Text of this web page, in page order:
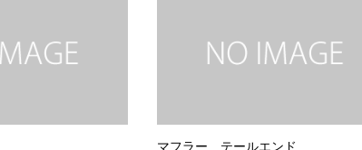
マフラー テールエンド